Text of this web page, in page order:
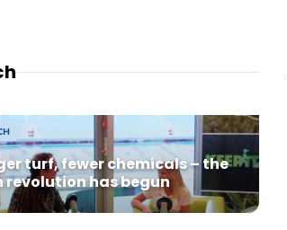
turf, fewer chemicals – the
revolution has begun